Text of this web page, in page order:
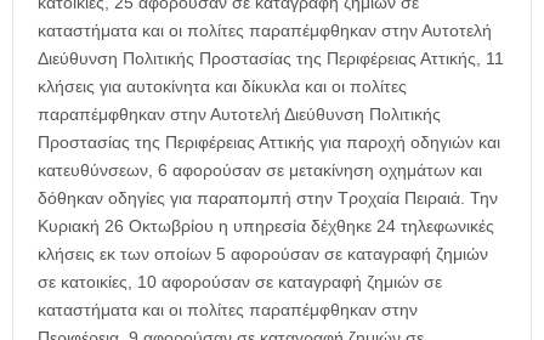
καταστήματα και οι πολίτες παραπέμφθηκαν στην Αυτοτελή
Διεύθυνση Πολιτικής Προστασίας της Περιφέρειας Αττικής, 11
κλήσεις για αυτοκίνητα και δίκυκλα και οι πολίτες
παραπέμφθηκαν στην Αυτοτελή Διεύθυνση Πολιτικής
Προστασίας της Περιφέρειας Αττικής για παροχή οδηγιών και
κατευθύνσεων, 6 αφορούσαν σε μετακίνηση οχημάτων και
δόθηκαν οδηγίες για παραπομπή στην Τροχαία Πειραιά. Την
Κυριακή 26 Οκτωβρίου η υπηρεσία δέχθηκε 24 τηλεφωνικές
κλήσεις εκ των οποίων 5 αφορούσαν σε καταγραφή ζημιών
σε κατοικίες, 10 αφορούσαν σε καταγραφή ζημιών σε
καταστήματα και οι πολίτες παραπέμφθηκαν στην